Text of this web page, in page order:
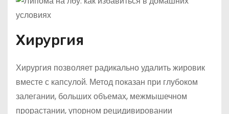
Хирургия
Хирургия позволяет радикально удалить жировик
вместе с капсулой. Метод показан при глубоком
залегании, больших объемах, межмышечном
прорастании, упорном рецидивировании